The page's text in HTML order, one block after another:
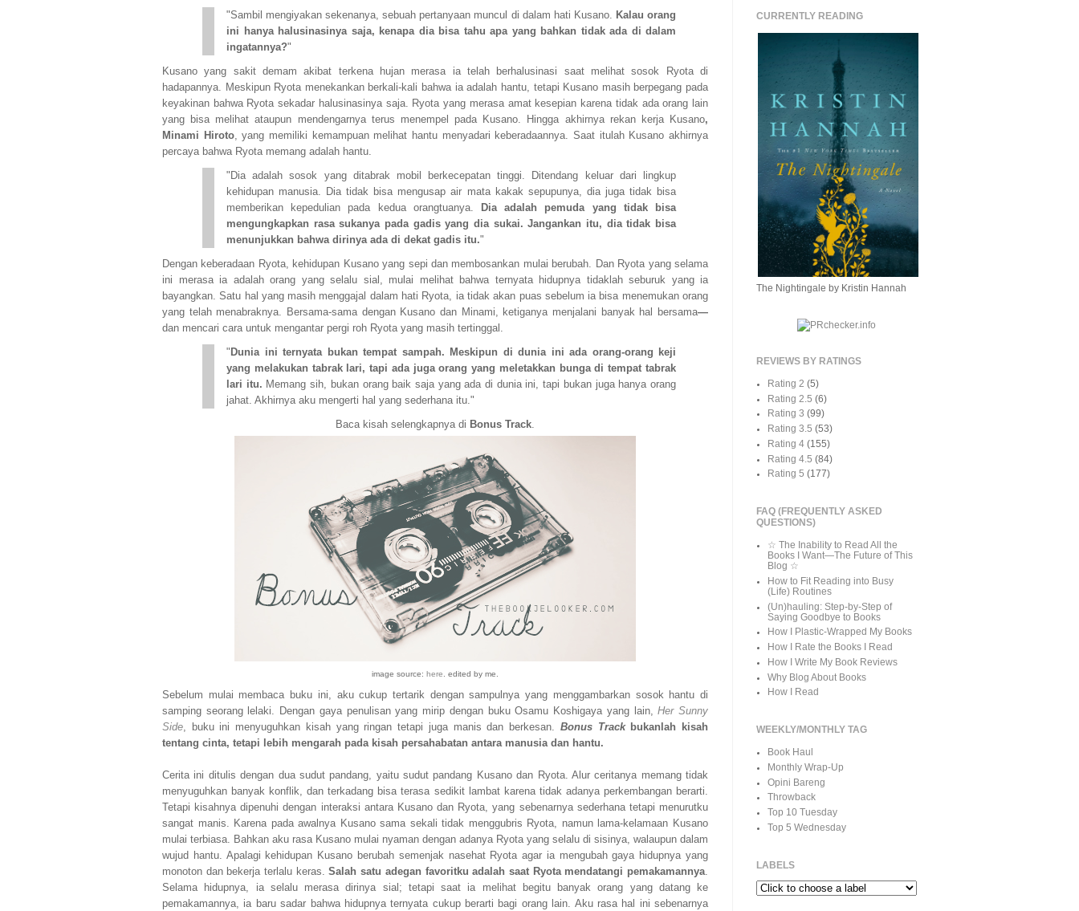
"Sambil mengiyakan sekenanya, sebuah pertanyaan muncul di dalam hati Kusano. Kalau orang
ini hanya halusinasinya saja, kenapa dia bisa tahu apa yang bahkan tidak ada di dalam
ingatannya?"
Kusano yang sakit demam akibat terkena hujan merasa ia telah berhalusinasi saat melihat sosok Ryota di
hadapannya. Meskipun Ryota menekankan berkali-kali bahwa ia adalah hantu, tetapi Kusano masih berpegang pada
keyakinan bahwa Ryota sekadar halusinasinya saja. Ryota yang merasa amat kesepian karena tidak ada orang lain
yang bisa melihat ataupun mendengarnya terus menempel pada Kusano. Hingga akhirnya rekan kerja Kusano,
Minami Hiroto, yang memiliki kemampuan melihat hantu menyadari keberadaannya. Saat itulah Kusano akhirnya
percaya bahwa Ryota memang adalah hantu.
"Dia adalah sosok yang ditabrak mobil berkecepatan tinggi. Ditendang keluar dari lingkup
kehidupan manusia. Dia tidak bisa mengusap air mata kakak sepupunya, dia juga tidak bisa
memberikan kepedulian pada kedua orangtuanya.
Dia adalah pemuda yang tidak bisa
mengungkapkan rasa sukanya pada gadis yang dia sukai. Jangankan itu, dia tidak bisa
menunjukkan bahwa dirinya ada di dekat gadis itu."
Dengan keberadaan Ryota, kehidupan Kusano yang sepi dan membosankan mulai berubah. Dan Ryota yang selama
ini merasa ia adalah orang yang selalu sial, mulai melihat bahwa ternyata hidupnya tidaklah seburuk yang ia
bayangkan. Satu hal yang masih menggajal dalam hati Ryota, ia tidak akan puas sebelum ia bisa menemukan orang
yang telah menabraknya. Bersama-sama dengan Kusano dan Minami, ketiganya menjalani banyak hal bersama—
dan mencari cara untuk mengantar pergi roh Ryota yang masih tertinggal.
" Dunia ini ternyata bukan tempat sampah. Meskipun di dunia ini ada orang-orang keji
yang melakukan tabrak lari, tapi ada juga orang yang meletakkan bunga di tempat tabrak
lari itu. Memang sih, bukan orang baik saja yang ada di dunia ini, tapi bukan juga hanya orang
jahat. Akhirnya aku mengerti hal yang sederhana itu."
Baca kisah selengkapnya di Bonus Track.
image source: here . edited by me.
Sebelum mulai membaca buku ini, aku cukup tertarik dengan sampulnya yang menggambarkan sosok hantu di
samping seorang lelaki. Dengan gaya penulisan yang mirip dengan buku Osamu Koshigaya yang lain,Her Sunny
Side, buku ini menyuguhkan kisah yang ringan tetapi juga manis dan berkesan. Bonus Trackbukanlah kisah
tentang cinta, tetapi lebih mengarah pada kisah persahabatan antara manusia dan hantu.
Cerita ini ditulis dengan dua sudut pandang, yaitu sudut pandang Kusano dan Ryota. Alur ceritanya memang tidak
menyuguhkan banyak konflik, dan terkadang bisa terasa sedikit lambat karena tidak adanya perkembangan berarti.
Tetapi kisahnya dipenuhi dengan interaksi antara Kusano dan Ryota, yang sebenarnya sederhana tetapi menurutku
sangat manis. Karena pada awalnya Kusano sama sekali tidak menggubris Ryota, namun lama-kelamaan Kusano
mulai terbiasa. Bahkan aku rasa Kusano mulai nyaman dengan adanya Ryota yang selalu di sisinya, walaupun dalam
wujud hantu. Apalagi kehidupan Kusano berubah semenjak nasehat Ryota agar ia mengubah gaya hidupnya yang
monoton dan bekerja terlalu keras.Salah satu adegan favoritku adalah saat Ryota mendatangi pemakamannya.
Selama hidupnya, ia selalu merasa dirinya sial; tetapi saat ia melihat begitu banyak orang yang datang ke
pemakamannya, ia baru sadar bahwa hidupnya ternyata cukup berarti bagi orang lain. Aku rasa hal ini sebenarnya
CURRENTLY READING
The Nightingale by Kristin Hannah
REVIEWS BY RATINGS
Rating 2 (5)
Rating 2.5 (6)
Rating 3 (99)
Rating 3.5 (53)
Rating 4 (155)
Rating 4.5 (84)
Rating 5 (177)
FAQ (FREQUENTLY ASKED
QUESTIONS)
☆ The Inability to Read All the
Books I Want—The Future of This
Blog ☆
How to Fit Reading into Busy
(Life) Routines
(Un)hauling: Step-by-Step of
Saying Goodbye to Books
How I Plastic-Wrapped My Books
How I Rate the Books I Read
How I Write My Book Reviews
Why Blog About Books
How I Read
WEEKLY/MONTHLY TAG
Book Haul
Monthly Wrap-Up
Opini Bareng
Throwback
Top 10 Tuesday
Top 5 Wednesday
LABELS